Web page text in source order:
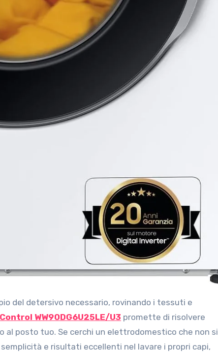
WW90DG6U25LE/U3 promette di risolvere
posto tuo. Se cerchi un elettrodomestico che non si
e risultati eccellenti nel lavare i propri capi,